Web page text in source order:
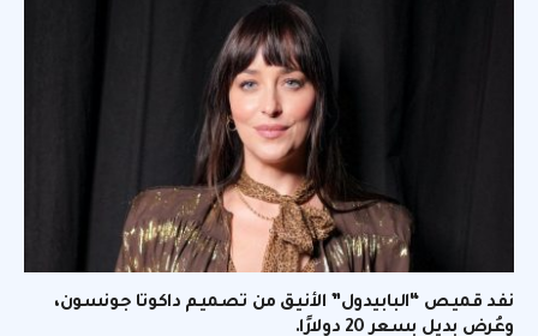
نفد قميص “البابيدول” الأنيق من تصميم داكوتا جونسون،
وعُرض بديل بسعر 20 دولارًا.